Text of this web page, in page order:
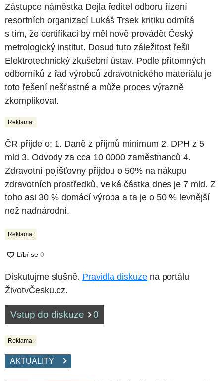
Zástupce náměstka Dejla ředitel odboru řízení
resortních organizací Lukáš Trsek kritiku odmítá
s tím, že certifikaci by měl nově provádět Český
metrologický institut. Dosud tuto záležitost řešil
Elektrotechnický zkušební ústav. Podle přítomných
odborníků z řad výrobců zdravotnického materiálu je
toto řešení nešťastné a může proces výrazně
zkomplikovat.
Reklama:
ČR přijde o: 1. Daně z příjmů minimum 2. DPH z 5
mld 3. Odvody za cca 10 0000 zaměstnanců 4.
Zdravotní pojišťovny přijdou o 50% na nákupu
zdravotních prostředků, velká částka dnes je 7 mld. Z
toho asi 30 % domácí výroba a ta je o 50 % levnější
než nadnárodní.
Reklama:
Diskutujme slušně. Pravidla diskuze na portálu
ŽivotvČesku.cz.
Vstup do diskuze 0
Reklama:
AKTUALITY